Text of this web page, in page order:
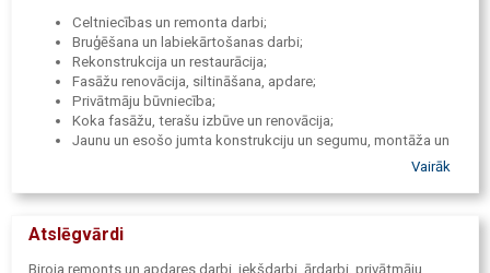
Celtniecības un remonta darbi;
Bruģēšana un labiekārtošanas darbi;
Rekonstrukcija un restaurācija;
Fasāžu renovācija, siltināšana, apdare;
Privātmāju būvniecība;
Koka fasāžu, terašu izbūve un renovācija;
Jaunu un esošo jumta konstrukciju un segumu, montāža un
Inženierkomunikāciju un ventilācijas sistēmu izbūve;
Vairāk
Atslēgvārdi
Biroja remonts un apdares darbi, iekšdarbi, ārdarbi, privātmāju